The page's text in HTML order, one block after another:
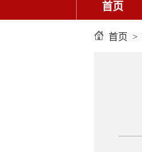
首页
首页 >